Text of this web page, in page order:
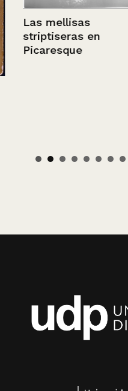
Las mellisas
striptiseras en
Picaresque